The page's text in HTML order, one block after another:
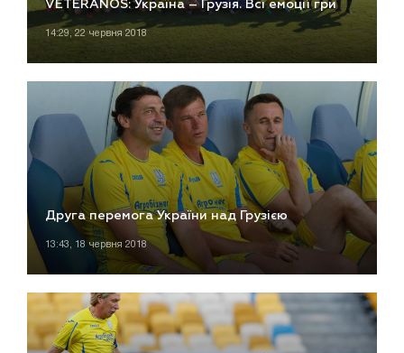
VETERANOS: Україна – Грузія. Всі емоції гри
14:29, 22 червня 2018
Друга перемога України над Грузією
13:43, 18 червня 2018